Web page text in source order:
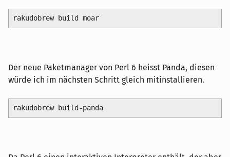
rakudobrew build moar
Der neue Paketmanager von Perl 6 heisst Panda, diesen
würde ich im nächsten Schritt gleich mitinstallieren.
rakudobrew build-panda